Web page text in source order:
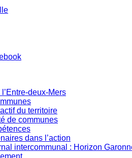
deux-Mers
du territoire
de communes
dans l’action
intercommunal : Horizon